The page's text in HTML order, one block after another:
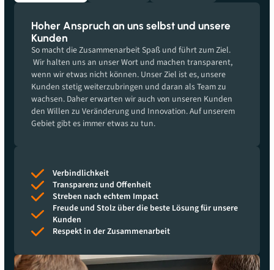
Hoher Anspruch an uns selbst und unsere
Kunden
So macht die Zusammenarbeit Spaß und führt zum Ziel.
Wir halten uns an unser Wort und machen transparent,
wenn wir etwas nicht können. Unser Ziel ist es, unsere
Kunden stetig weiterzubringen und daran als Team zu
wachsen. Daher erwarten wir auch von unseren Kunden
den Willen zu Veränderung und Innovation. Auf unserem
Gebiet gibt es immer etwas zu tun.
Verbindlichkeit
Transparenz und Offenheit
Streben nach echtem Impact
Freude und Stolz über die beste Lösung für unsere
Kunden
Respekt in der Zusammenarbeit